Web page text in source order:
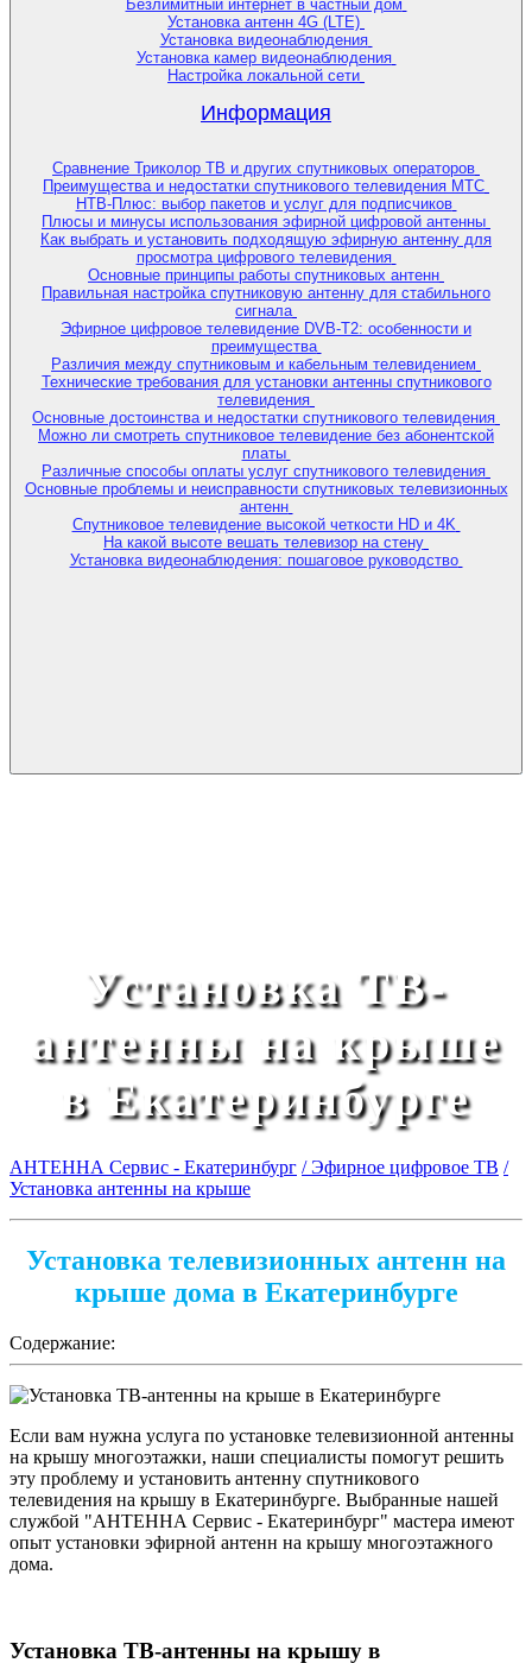
Безлимитный интернет в частный дом
Установка антенн 4G (LTE)
Установка видеонаблюдения
Установка камер видеонаблюдения
Настройка локальной сети
Информация
Сравнение Триколор ТВ и других спутниковых операторов
Преимущества и недостатки спутникового телевидения МТС
НТВ-Плюс: выбор пакетов и услуг для подписчиков
Плюсы и минусы использования эфирной цифровой антенны
Как выбрать и установить подходящую эфирную антенну для
просмотра цифрового телевидения
Основные принципы работы спутниковых антенн
Правильная настройка спутниковую антенну для стабильного
сигнала
Эфирное цифровое телевидение DVB-T2: особенности и
преимущества
Различия между спутниковым и кабельным телевидением
Технические требования для установки антенны спутникового
телевидения
Основные достоинства и недостатки спутникового телевидения
Можно ли смотреть спутниковое телевидение без абонентской
платы
Различные способы оплаты услуг спутникового телевидения
Основные проблемы и неисправности спутниковых телевизионных
антенн
Спутниковое телевидение высокой четкости HD и 4K
На какой высоте вешать телевизор на стену
Установка видеонаблюдения: пошаговое руководство
Установка ТВ-
антенны на крыше
в Екатеринбурге
АНТЕННА Сервис - Екатеринбург / Эфирное цифровое ТВ /
Установка антенны на крыше
Установка телевизионных антенн на
крыше дома в Екатеринбурге
Содержание:
Если вам нужна услуга по установке телевизионной антенны
на крышу многоэтажки, наши специалисты помогут решить
эту проблему и установить антенну спутникового
телевидения на крышу в Екатеринбурге. Выбранные нашей
службой "АНТЕННА Сервис - Екатеринбург" мастера имеют
опыт установки эфирной антенн на крышу многоэтажного
дома.
Установка ТВ-антенны на крышу в